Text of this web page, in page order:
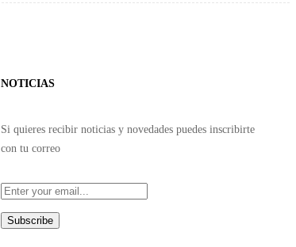
NOTICIAS
Si quieres recibir noticias y novedades puedes inscribirte
con tu correo
Subscribe